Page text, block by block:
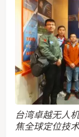
台湾卓越无人
焦全球定位技